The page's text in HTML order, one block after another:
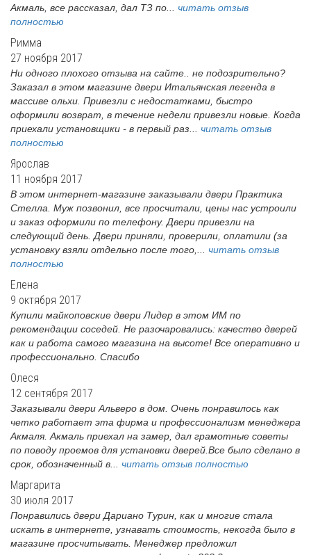
Акмаль, все рассказал, дал ТЗ по... читать отзыв
полностью
Римма
27 ноября 2017
Ни одного плохого отзыва на сайте.. не подозрительно?
Заказал в этом магазине двери Итальянская легенда в
массиве ольхи. Привезли с недостатками, быстро
оформили возврат, в течение недели привезли новые. Когда
приехали установщики - в первый раз... читать отзыв
полностью
Ярослав
11 ноября 2017
В этом интернет-магазине заказывали двери Практика
Стелла. Муж позвонил, все просчитали, цены нас устроили
и заказ оформили по телефону. Двери привезли на
следующий день. Двери приняли, проверили, оплатили (за
установку взяли отдельно после того,... читать отзыв
полностью
Елена
9 октября 2017
Купили майкоповские двери Лидер в этом ИМ по
рекомендации соседей. Не разочаровались: качество дверей
как и работа самого магазина на высоте! Все оперативно и
профессионально. Спасибо
Олеся
12 сентября 2017
Заказывали двери Альверо в дом. Очень понравилось как
четко работает эта фирма и профессионализм менеджера
Акмаля. Акмаль приехал на замер, дал грамотные советы
по поводу проемов для установки дверей.Все было сделано в
срок, обозначенный в... читать отзыв полностью
Маргарита
30 июля 2017
Понравились двери Дариано Турин, как и многие стала
искать в интернете, узнавать стоимость, некогда было в
магазине просчитывать. Менеджер предложил